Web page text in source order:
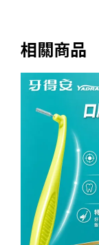
相關商品